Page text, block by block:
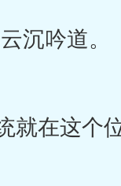
吟道。
在这个